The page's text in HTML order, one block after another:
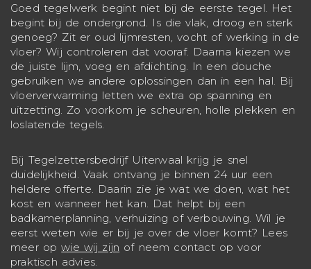
Goed tegelwerk begint niet bij de eerste tegel. Het
begint bij de ondergrond. Is die vlak, droog en sterk
genoeg? Zit er oud lijmresten, vocht of werking in de
vloer? Wij controleren dat vooraf. Daarna kiezen we
de juiste lijm, voeg en afdichting. In een douche
gebruiken we andere oplossingen dan in een hal. Bij
vloerverwarming letten we extra op spanning en
uitzetting. Zo voorkom je scheuren, holle plekken en
loslatende tegels.
Bij Tegelzettersbedrijf Uiterwaal krijg je snel
duidelijkheid. Vaak ontvang je binnen 24 uur een
heldere offerte. Daarin zie je wat we doen, wat het
kost en wanneer het kan. Dat helpt bij een
badkamerplanning, verhuizing of verbouwing. Wil je
eerst weten wie er bij je over de vloer komt? Lees
meer opwie wij zijn of neem contact op voor
praktisch advies.